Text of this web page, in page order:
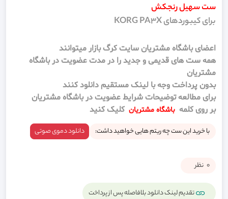
ست سهیل رنجکش
برای کیبوردهای KORG PA3X
اعضای باشگاه مشتریان سایت کرگ بازار میتوانند
همه ست های قدیمی و جدید را در مدت عضویت در باشگاه
مشتریان
بدون پرداخت وجه با لینک مستقیم دانلود کنند
برای مطالعه توضیحات شرایط عضویت در باشگاه مشتریان
بر روی کلمه باشگاه مشتریان کلیک کنید
با خرید این ست چه ریتم هایی خواهید داشت: دانلود دموی صوتی
0 نظر
تقدیم لینک دانلود بلافاصله پس از پرداخت